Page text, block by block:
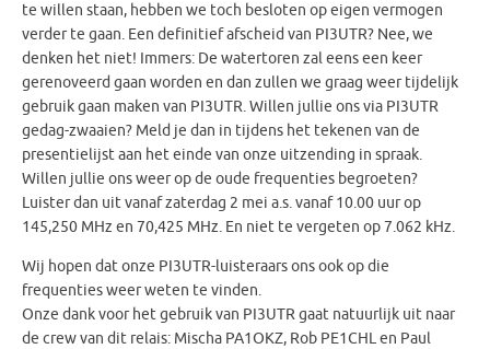
te willen staan, hebben we toch besloten op eigen vermogen
verder te gaan. Een definitief afscheid van PI3UTR? Nee, we
denken het niet! Immers: De watertoren zal eens een keer
gerenoveerd gaan worden en dan zullen we graag weer tijdelijk
gebruik gaan maken van PI3UTR. Willen jullie ons via PI3UTR
gedag-zwaaien? Meld je dan in tijdens het tekenen van de
presentielijst aan het einde van onze uitzending in spraak.
Willen jullie ons weer op de oude frequenties begroeten?
Luister dan uit vanaf zaterdag 2 mei a.s. vanaf 10.00 uur op
145,250 MHz en 70,425 MHz. En niet te vergeten op 7.062 kHz.
Wij hopen dat onze PI3UTR-luisteraars ons ook op die
frequenties weer weten te vinden.
Onze dank voor het gebruik van PI3UTR gaat natuurlijk uit naar
de crew van dit relais: Mischa PA1OKZ, Rob PE1CHL en Paul